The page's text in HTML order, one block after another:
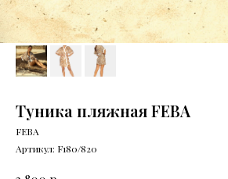
Туника пляжная FEBA
FEBA
Артикул: F180/820